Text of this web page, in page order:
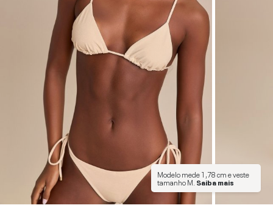
Modelo mede1,78 cme veste
tamanhoM Saiba mais